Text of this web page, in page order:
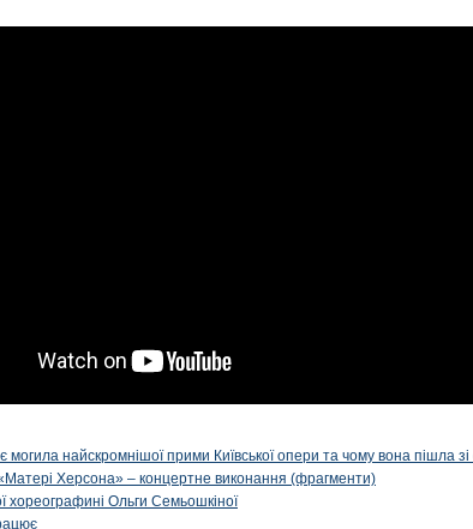
найскромнішої прими Київської опери та чому вона пішла зі
«Матері Херсона» – концертне виконання (фрагменти)
хореографині Ольги Семьошкіної